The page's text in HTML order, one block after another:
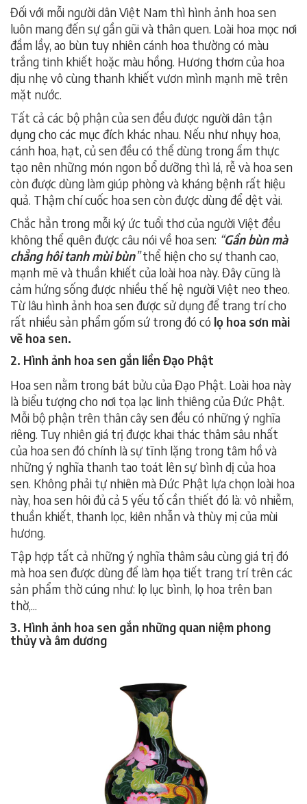
Đối với mỗi người dân Việt Nam thì hình ảnh hoa sen
luôn mang đến sự gần gũi và thân quen. Loài hoa mọc nơi
đầm lầy, ao bùn tuy nhiên cánh hoa thường có màu
trắng tinh khiết hoặc màu hồng. Hương thơm của hoa
dịu nhẹ vô cùng thanh khiết vươn mình mạnh mẽ trên
mặt nước.
Tất cả các bộ phận của sen đều được người dân tận
dụng cho các mục đích khác nhau. Nếu như nhụy hoa,
cánh hoa, hạt, củ sen đều có thể dùng trong ẩm thực
tạo nên những món ngon bổ dưỡng thì lá, rễ và hoa sen
còn được dùng làm giúp phòng và kháng bệnh rất hiệu
quả. Thậm chí cuốc hoa sen còn được dùng để dệt vải.
Chắc hẳn trong mỗi ký ức tuổi thơ của người Việt đều
không thể quên được câu nói về hoa sen: “Gần bùn mà
chẳng hôi tanh mùi bùn”thể hiện cho sự thanh cao,
mạnh mẽ và thuần khiết của loài hoa này. Đây cũng là
cảm hứng sống được nhiều thế hệ người Việt neo theo.
Từ lâu hình ảnh hoa sen được sử dụng để trang trí cho
rất nhiều sản phẩm gốm sứ trong đó có lọ hoa sơn mài
vẽ hoa sen.
2. Hình ảnh hoa sen gắn liền Đạo Phật
Hoa sen nằm trong bát bửu của Đạo Phật. Loài hoa này
là biểu tượng cho nơi tọa lạc linh thiêng của Đức Phật.
Mỗi bộ phận trên thân cây sen đều có những ý nghĩa
riêng. Tuy nhiên giá trị được khai thác thâm sâu nhất
của hoa sen đó chính là sự tĩnh lặng trong tâm hồ và
những ý nghĩa thanh tao toát lên sự bình dị của hoa
sen. Không phải tự nhiên mà Đức Phật lựa chọn loài hoa
này, hoa sen hôi đủ cả 5 yếu tố cần thiết đó là: vô nhiễm,
thuần khiết, thanh lọc, kiên nhẫn và thùy mị của mùi
hương.
Tập hợp tất cả những ý nghĩa thâm sâu cùng giá trị đó
mà hoa sen được dùng để làm họa tiết trang trí trên các
sản phẩm thờ cúng như: lọ lục bình, lọ hoa trên ban
thờ,...
3. Hình ảnh hoa sen gắn những quan niệm phong
thủy và âm dương